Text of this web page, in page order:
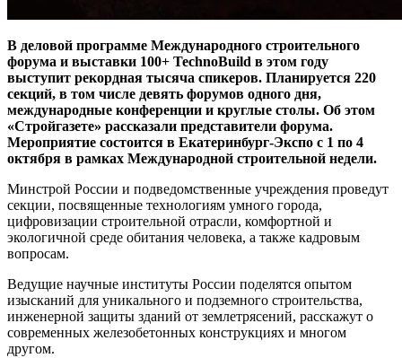
В деловой программе Международного строительного
форума и выставки 100+ TechnoBuild в этом году
выступит рекордная тысяча спикеров. Планируется 220
секций, в том числе девять форумов одного дня,
международные конференции и круглые столы. Об этом
«Стройгазете» рассказали представители форума.
Мероприятие состоится в Екатеринбург-Экспо с 1 по 4
октября в рамках Международной строительной недели.
Минстрой России и подведомственные учреждения проведут
секции, посвященные технологиям умного города,
цифровизации строительной отрасли, комфортной и
экологичной среде обитания человека, а также кадровым
вопросам.
Ведущие научные институты России поделятся опытом
изысканий для уникального и подземного строительства,
инженерной защиты зданий от землетрясений, расскажут о
современных железобетонных конструкциях и многом
другом.